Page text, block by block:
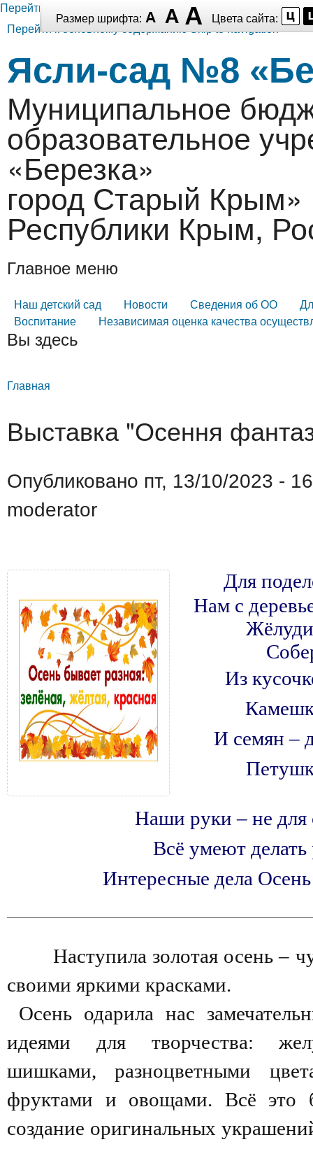
Перейти к основному содержанию
Размер шрифта:
Цвета сайта:
Перейти к основному содержанию Skip to navigation
Ясли-сад №8
Муниципальное
образовательное
«Березка»
город Старый Крым»
Республики Крым,
Главное меню
Наш детский сад Новости Сведения об ОО
Воспитание
Независимая оценка качества
Вы здесь
Главная
Выставка "Осення
Опубликовано пт, 13/10/2023 -
moderator
Для
Нам с
Из
И семян –
Наши руки – не для
Всё умеют
Интересные дела Осень
Наступила золотая осень –
своими яркими красками.
Осень одарила нас
идеями для творчества:
шишками, разноцветными
фруктами и овощами. Всё это
создание оригинальных